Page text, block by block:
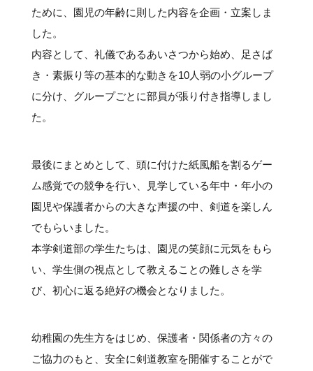
ために、園児の年齢に則した内容を企画・立案しま
した。
内容として、礼儀であるあいさつから始め、足さば
き・素振り等の基本的な動きを10人弱の小グループ
に分け、グループごとに部員が張り付き指導しまし
た。
最後にまとめとして、頭に付けた紙風船を割るゲー
ム感覚での競争を行い、見学している年中・年小の
園児や保護者からの大きな声援の中、剣道を楽しん
でもらいました。
本学剣道部の学生たちは、園児の笑顔に元気をもら
い、学生側の視点として教えることの難しさを学
び、初心に返る絶好の機会となりました。
幼稚園の先生方をはじめ、保護者・関係者の方々の
ご協力のもと、安全に剣道教室を開催することがで